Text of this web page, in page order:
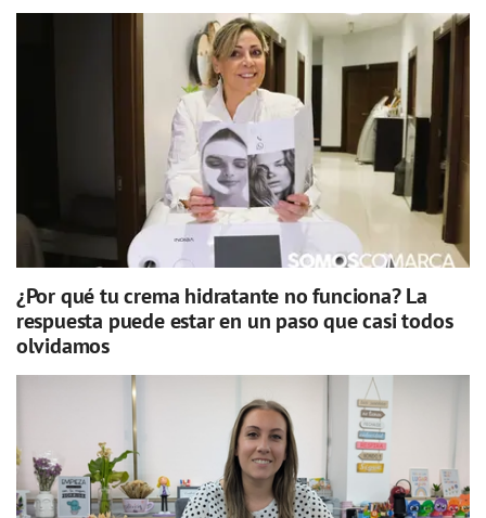
¿Por qué tu crema hidratante no funciona? La
respuesta puede estar en un paso que casi todos
olvidamos